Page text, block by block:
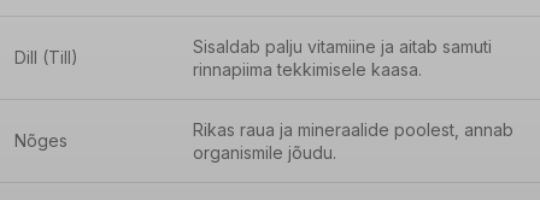
Dill (Till)
Sisaldab palju vitamiine ja aitab samuti
rinnapiima tekkimisele kaasa.
Nõges
Rikas raua ja mineraalide poolest, annab
organismile jõudu.